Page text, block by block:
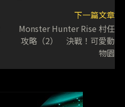
下一篇文章
Monster Hunter Rise 村任
攻略（2） 決戰！可愛動
物園